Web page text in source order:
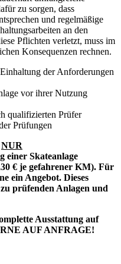
zu sorgen, dass
und regelmäßige
an den
Pflichten verletzt, muss im
Konsequenzen rechnen.
der Anforderungen
vor ihrer Nutzung
qualifizierten Prüfer
Prüfungen
NUR
einer Skateanlage
€ je gefahrener KM). Für
ein Angebot. Dieses
prüfenden Anlagen und
Ausstattung auf
AUF ANFRAGE!